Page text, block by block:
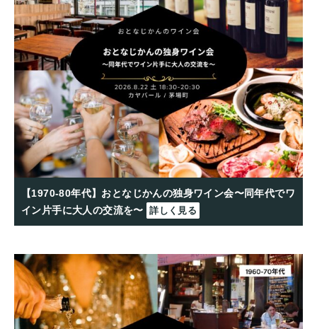
【1970-80年代】おとなじかんの独身ワイン会〜同年代でワ
イン片手に大人の交流を〜
詳しく見る